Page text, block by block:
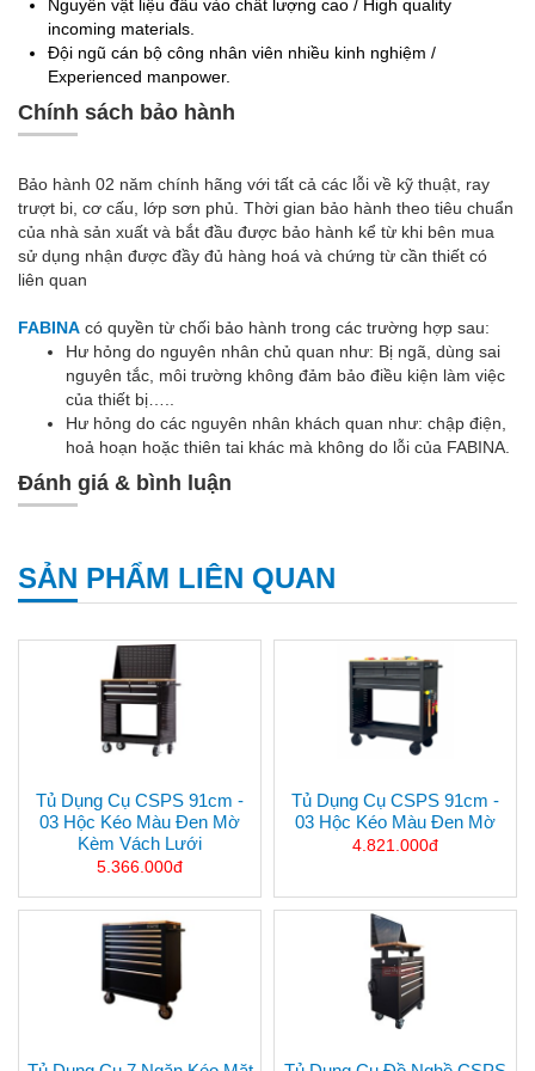
Nguyên vật liệu đầu vào chất lượng cao / High quality
incoming materials.
Đội ngũ cán bộ công nhân viên nhiều kinh nghiệm /
Experienced manpower.
Chính sách bảo hành
Bảo hành 02 năm chính hãng với tất cả các lỗi về kỹ thuật, ray
trượt bi, cơ cấu, lớp sơn phủ. Thời gian bảo hành theo tiêu chuẩn
của nhà sản xuất và bắt đầu được bảo hành kể từ khi bên mua
sử dụng nhận được đầy đủ hàng hoá và chứng từ cần thiết có
liên quan
FABINA có quyền từ chối bảo hành trong các trường hợp sau:
Hư hỏng do nguyên nhân chủ quan như: Bị ngã, dùng sai
nguyên tắc, môi trường không đảm bảo điều kiện làm việc
của thiết bị…..
Hư hỏng do các nguyên nhân khách quan như: chập điện,
hoả hoạn hoặc thiên tai khác mà không do lỗi của FABINA.
Đánh giá & bình luận
SẢN PHẨM LIÊN QUAN
Tủ Dụng Cụ CSPS 91cm -
03 Hộc Kéo Màu Đen Mờ
Kèm Vách Lưới
5.366.000đ
Tủ Dụng Cụ CSPS 91cm -
03 Hộc Kéo Màu Đen Mờ
4.821.000đ